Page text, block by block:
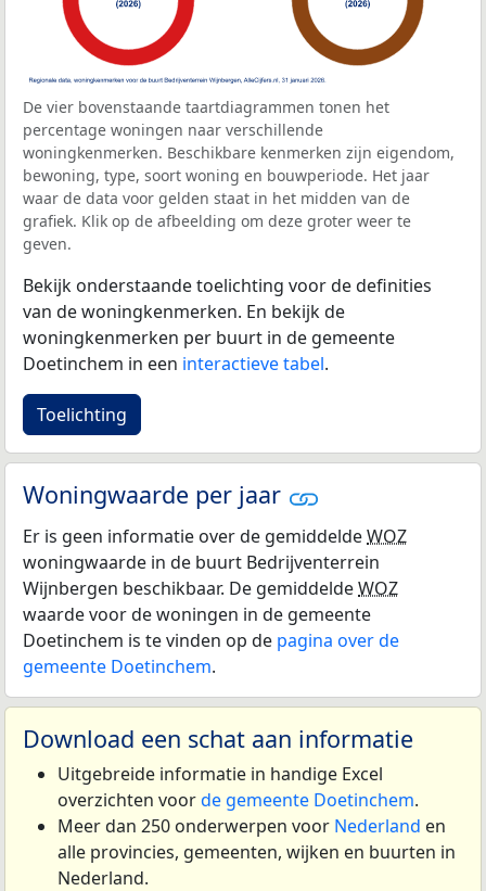
De vier bovenstaande taartdiagrammen tonen het
percentage woningen naar verschillende
woningkenmerken. Beschikbare kenmerken zijn eigendom,
bewoning, type, soort woning en bouwperiode. Het jaar
waar de data voor gelden staat in het midden van de
grafiek. Klik op de afbeelding om deze groter weer te
geven.
Bekijk onderstaande toelichting voor de definities
van de woningkenmerken. En bekijk de
woningkenmerken per buurt in de gemeente
Doetinchem in een interactieve tabel.
Toelichting
Woningwaarde per jaar
Er is geen informatie over de gemiddeldeWOZ
woningwaarde in de buurt Bedrijventerrein
Wijnbergen beschikbaar. De gemiddeldeWOZ
waarde voor de woningen in de gemeente
Doetinchem is te vinden op de pagina over de
gemeente Doetinchem.
Download een schat aan informatie
Uitgebreide informatie in handige Excel
overzichten voorde gemeente Doetinchem.
Meer dan 250 onderwerpen voor Nederland en
alle provincies, gemeenten, wijken en buurten in
Nederland.